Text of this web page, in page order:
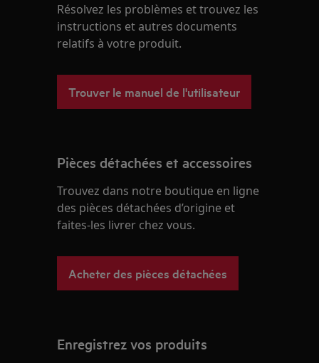
Résolvez les problèmes et trouvez les
instructions et autres documents
relatifs à votre produit.
Trouver le manuel de l'utilisateur
Pièces détachées et accessoires
Trouvez dans notre boutique en ligne
des pièces détachées d’origine et
faites-les livrer chez vous.
Acheter des pièces détachées
Enregistrez vos produits